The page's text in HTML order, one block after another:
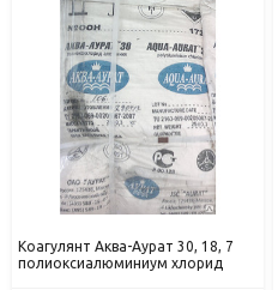
Коагулянт Аква-Аурат 30, 18, 7
полиоксиалюминиум хлорид